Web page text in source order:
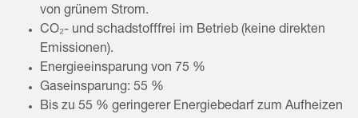
von grünem Strom.
CO₂- und schadstofffrei im Betrieb (keine direkten
Emissionen).
Energieeinsparung von 75 %
Gaseinsparung: 55 %
Bis zu 55 % geringerer Energiebedarf zum Aufheizen